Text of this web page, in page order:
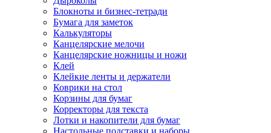
Блокноты и бизнес-тетради
Бумага для заметок
Калькуляторы
Канцелярские мелочи
Канцелярские ножницы и ножи
Клей
Клейкие ленты и держатели
Коврики на стол
Корзины для бумаг
Корректоры для текста
Лотки и накопители для бумаг
Настольные подставки и наборы